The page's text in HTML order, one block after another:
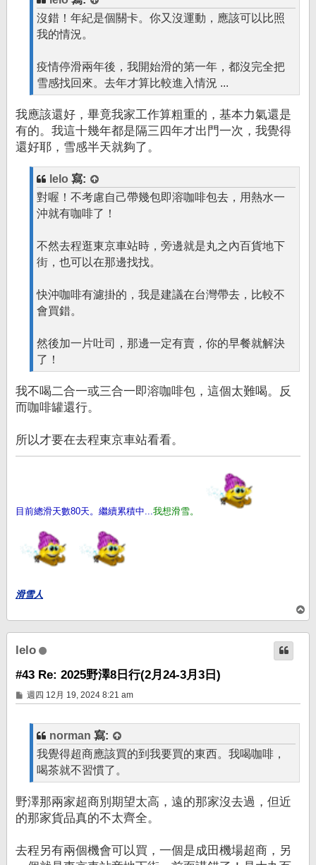
沒錯！年紀是個關卡。你又沒運動，應該可以比照
我的情況。
疫情停滑兩年後，我開始滑的第一年，都沒完全把
雪感找回來。去年才算比較進入情況 ...
我應該還好，畢竟我家工作算粗重的，基本力氣還是
有的。我這十幾年都是隔三四年才出門一次，我覺得
還好耶，雪感半天就夠了。
lelo 寫:
對喔！不考慮自己帶幾包即溶咖啡包去，用熱水一
沖就有咖啡了！
不然去程逛東京車站時，旁邊就是丸之內百貨地下
街，也可以在那邊找找。
快沖咖啡有濾掛的，我是建議在台灣帶去，比較不
會買錯。
然後加一片吐司，那邊一定有賣，你的早餐就解決
了！
我不喝二合一或三合一即溶咖啡包，這個太難喝。反
而咖啡罐還行。
所以才要在去程東京車站看看。
目前總滑天數80天。繼續累積中...我想滑雪。
滑雪人
頂
端
lelo
#43 Re: 2025野澤8日行(2月24-3月3日)
文
章
週四 12月 19, 2024 8:21 am
norman 寫:
我覺得超商應該買的到我要買的東西。我喝咖啡，
喝茶就不習慣了。
野澤那兩家超商別期望太高，遠的那家沒去過，但近
的那家貨品真的不太齊全。
去程另有兩個機會可以買，一個是成田機場超商，另